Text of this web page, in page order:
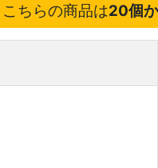
こちらの商品は20個